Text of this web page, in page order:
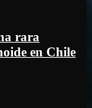
rara
en Chile